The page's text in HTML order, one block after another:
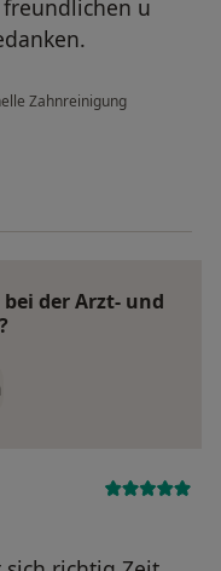
u
Zahnreinigung
der Arzt- und